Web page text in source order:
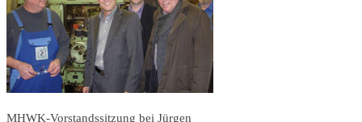
MHWK-Vorstandssitzung bei Jürgen